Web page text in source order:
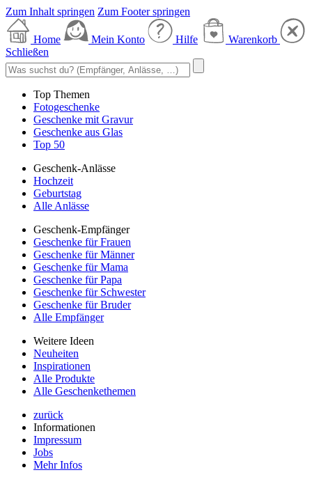
Zum Inhalt springen Zum Footer springen
Home Mein Konto Hilfe
Warenkorb
Schließen
Top Themen
Fotogeschenke
Geschenke mit Gravur
Geschenke aus Glas
Top 50
Geschenk-Anlässe
Hochzeit
Geburtstag
Alle Anlässe
Geschenk-Empfänger
Geschenke für Frauen
Geschenke für Männer
Geschenke für Mama
Geschenke für Papa
Geschenke für Schwester
Geschenke für Bruder
Alle Empfänger
Weitere Ideen
Neuheiten
Inspirationen
Alle Produkte
Alle Geschenkethemen
zurück
Informationen
Impressum
Jobs
Mehr Infos